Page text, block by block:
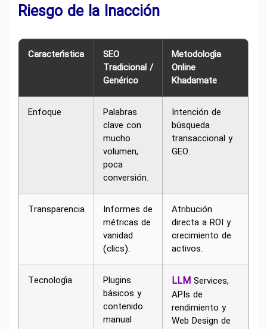
Riesgo de la Inacción
Característica
SEO
Tradicional /
Genérico
Metodología
Online
Khadamate
Enfoque
Palabras
clave con
mucho
volumen,
poca
conversión.
Intención de
búsqueda
transaccional y
GEO.
Transparencia
Informes de
métricas de
vanidad
(clics).
Atribución
directa a ROI y
crecimiento de
activos.
Tecnología
Plugins
básicos y
contenido
manual
LLM Services,
APIs de
rendimiento y
Web Design de